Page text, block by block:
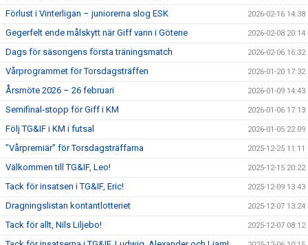
Förlust i Vinterligan – juniorerna slog ESK 2026-02-16 14:38
Gegerfelt ende målskytt när Giff vann i Götene 2026-02-08 20:14
Dags för säsongens första träningsmatch 2026-02-06 16:32
Vårprogrammet för Torsdagsträffen 2026-01-20 17:32
Årsmöte 2026 – 26 februari 2026-01-09 14:43
Semifinal-stopp för Giff i KM 2026-01-06 17:13
Följ TG&IF i KM i futsal 2026-01-05 22:09
”Vårpremiär” för Torsdagsträffarna 2025-12-25 11:11
Välkommen till TG&IF, Leo! 2025-12-15 20:22
Tack för insatsen i TG&IF, Eric! 2025-12-09 13:43
Dragningslistan kontantlotteriet 2025-12-07 13:24
Tack för allt, Nils Liljebo! 2025-12-07 08:12